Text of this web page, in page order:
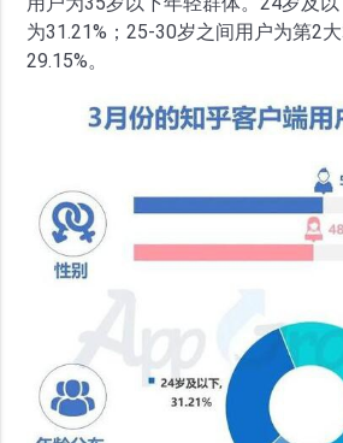
为31.21%；25-30岁之间用户为第2
29.15%。